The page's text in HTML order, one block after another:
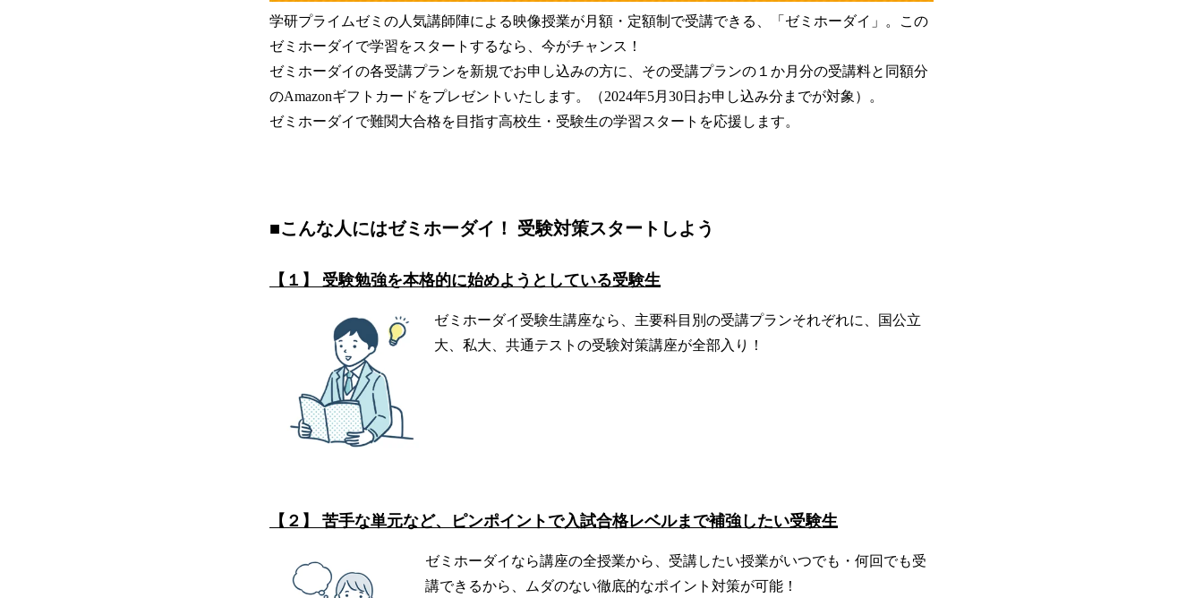
学研プライムゼミの人気講師陣による映像授業が月額・定額制で受講できる、「ゼミホーダイ」。この
ゼミホーダイで学習をスタートするなら、今がチャンス！
ゼミホーダイの各受講プランを新規でお申し込みの方に、その受講プランの１か月分の受講料と同額分
のAmazonギフトカードをプレゼントいたします。（2024年5月30日お申し込み分までが対象）。
ゼミホーダイで難関大合格を目指す高校生・受験生の学習スタートを応援します。
■こんな人にはゼミホーダイ！ 受験対策スタートしよう
【１】 受験勉強を本格的に始めようとしている受験生
ゼミホーダイ受験生講座なら、主要科目別の受講プランそれぞれに、国公立
大、私大、共通テストの受験対策講座が全部入り！
【２】 苦手な単元など、ピンポイントで入試合格レベルまで補強したい受験生
ゼミホーダイなら講座の全授業から、受講したい授業がいつでも・何回でも受
講できるから、ムダのない徹底的なポイント対策が可能！